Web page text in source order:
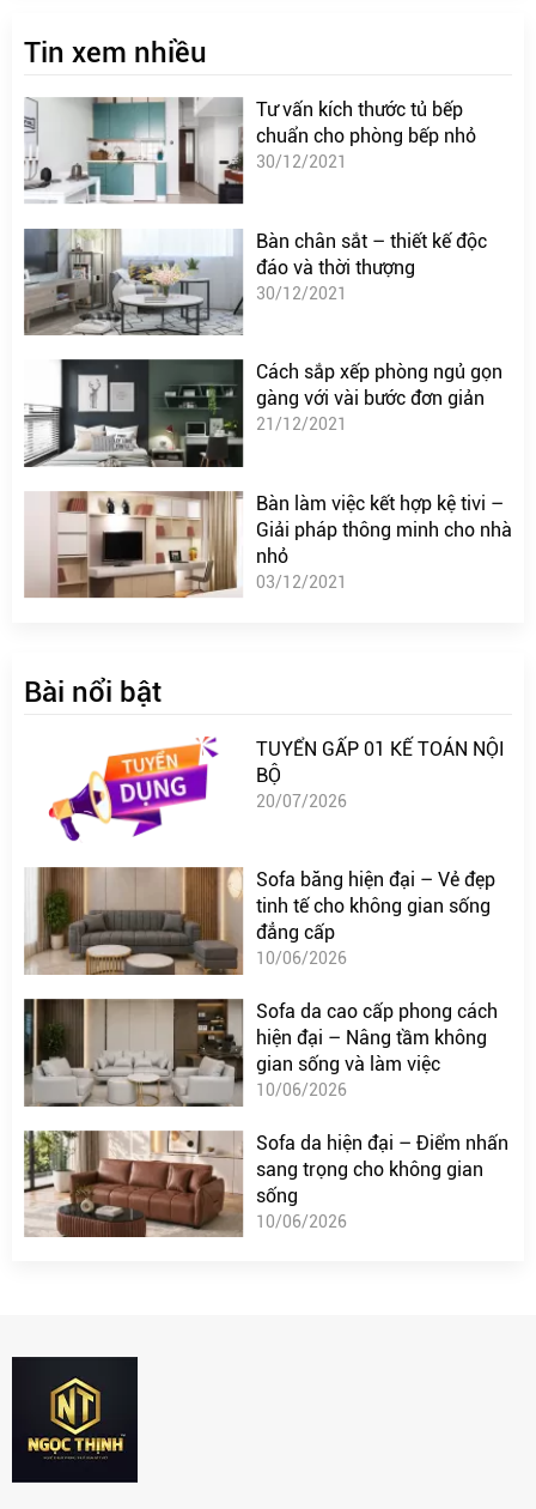
Tin xem nhiều
Tư vấn kích thước tủ bếp
chuẩn cho phòng bếp nhỏ
30/12/2021
Bàn chân sắt – thiết kế độc
đáo và thời thượng
30/12/2021
Cách sắp xếp phòng ngủ gọn
gàng với vài bước đơn giản
21/12/2021
Bàn làm việc kết hợp kệ tivi –
Giải pháp thông minh cho nhà
nhỏ
03/12/2021
Bài nổi bật
TUYỂN GẤP 01 KẾ TOÁN NỘI
BỘ
20/07/2026
Sofa băng hiện đại – Vẻ đẹp
tinh tế cho không gian sống
đẳng cấp
10/06/2026
Sofa da cao cấp phong cách
hiện đại – Nâng tầm không
gian sống và làm việc
10/06/2026
Sofa da hiện đại – Điểm nhấn
sang trọng cho không gian
sống
10/06/2026